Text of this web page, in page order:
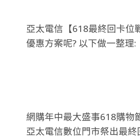
亞太電信【618最終回卡位
優惠方案呢? 以下做一整理:
網購年中最大盛事618購物
亞太電信數位門市祭出最終